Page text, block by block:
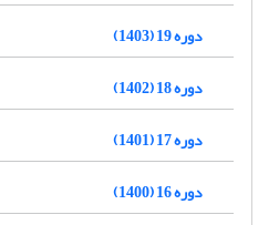
دوره 19 (1403)
دوره 18 (1402)
دوره 17 (1401)
دوره 16 (1400)